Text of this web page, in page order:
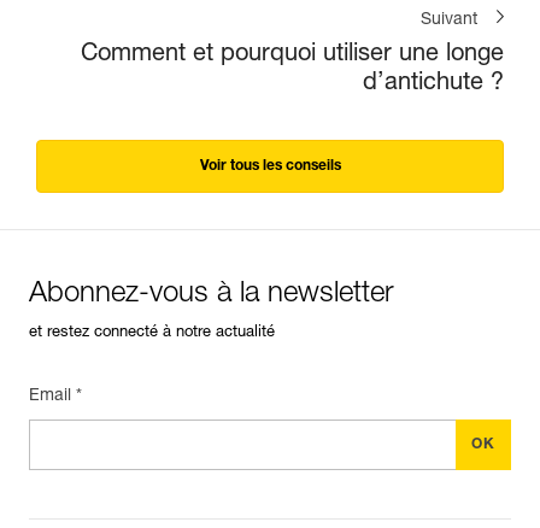
Suivant
Comment et pourquoi utiliser une longe
d’antichute ?
Voir tous les conseils
Abonnez-vous à la newsletter
et restez connecté à notre actualité
Email *